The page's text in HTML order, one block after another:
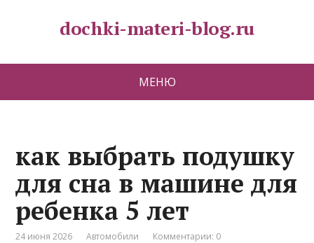
dochki-materi-blog.ru
МЕНЮ
как выбрать подушку
для сна в машине для
ребенка 5 лет
24 июня 2026 Автомобили Комментарии: 0